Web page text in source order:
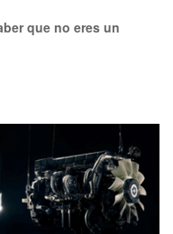
que no eres un